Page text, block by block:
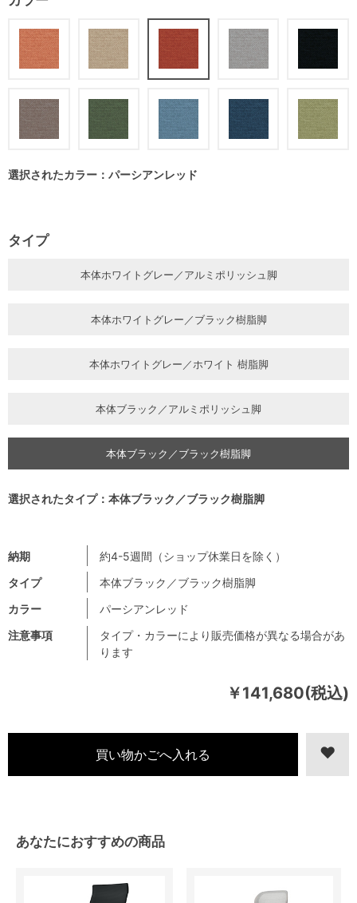
￥141,680(税込)
注意事項
タイプ・カラーにより販売価格が異なる場合があ
ります
納期
約4-5週間（ショップ休業日を除く）
タイプ
本体ブラック／ブラック樹脂脚
カラー
パーシアンレッド
選択されたカラー：パーシアンレッド
タイプ
本体ホワイトグレー／アルミポリッシュ脚
本体ホワイトグレー／ブラック樹脂脚
本体ホワイトグレー／ホワイト 樹脂脚
本体ブラック／アルミポリッシュ脚
本体ブラック／ブラック樹脂脚
選択されたタイプ：本体ブラック／ブラック樹脂脚
あなたにおすすめの商品